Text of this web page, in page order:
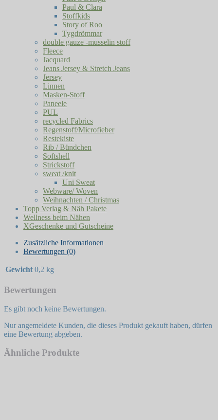
Paul & Clara
Stoffkids
Story of Roo
Tygdrömmar
double gauze -musselin stoff
Fleece
Jacquard
Jeans Jersey & Stretch Jeans
Jersey
Linnen
Masken-Stoff
Paneele
PUL
recycled Fabrics
Regenstoff/Microfieber
Restekiste
Rib / Bündchen
Softshell
Strickstoff
sweat /knit
Uni Sweat
Webware/ Woven
Weihnachten / Christmas
Topp Verlag & Näh Pakete
Wellness beim Nähen
XGeschenke und Gutscheine
Zusätzliche Informationen
Bewertungen (0)
Gewicht 0,2 kg
Bewertungen
Es gibt noch keine Bewertungen.
Nur angemeldete Kunden, die dieses Produkt gekauft haben, dürfen
eine Bewertung abgeben.
Ähnliche Produkte